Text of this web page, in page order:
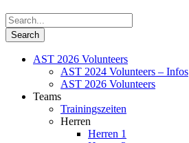
AST 2026 Volunteers
AST 2024 Volunteers – Infos
AST 2026 Volunteers
Teams
Trainingszeiten
Herren
Herren 1